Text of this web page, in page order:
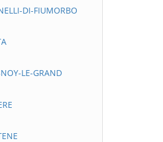
DI-FIUMORBO
LE-GRAND